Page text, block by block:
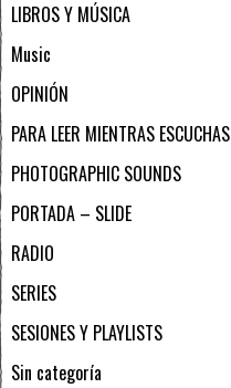
LIBROS Y MÚSICA
Music
OPINIÓN
PARA LEER MIENTRAS ESCUCHAS
PHOTOGRAPHIC SOUNDS
PORTADA – SLIDE
RADIO
SERIES
SESIONES Y PLAYLISTS
Sin categoría